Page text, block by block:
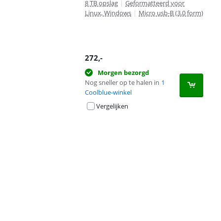
8 TB opslag | Geformatteerd voor
Linux, Windows | Micro usb-B (3.0 form)
272,-
Morgen bezorgd
Nog sneller op te halen in 1
Coolblue-winkel
Vergelijken